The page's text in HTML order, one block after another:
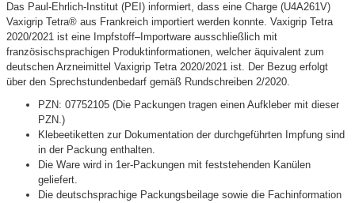
Das Paul-Ehrlich-Institut (PEI) informiert, dass eine Charge (U4A261V)
Vaxigrip Tetra® aus Frankreich importiert werden konnte. Vaxigrip Tetra
2020/2021 ist eine Impfstoff–Importware ausschließlich mit
französischsprachigen Produktinformationen, welcher äquivalent zum
deutschen Arzneimittel Vaxigrip Tetra 2020/2021 ist. Der Bezug erfolgt
über den Sprechstundenbedarf gemäß Rundschreiben 2/2020.
PZN: 07752105 (Die Packungen tragen einen Aufkleber mit dieser
PZN.)
Klebeetiketten zur Dokumentation der durchgeführten Impfung sind
in der Packung enthalten.
Die Ware wird in 1er-Packungen mit feststehenden Kanülen
geliefert.
Die deutschsprachige Packungsbeilage sowie die Fachinformation